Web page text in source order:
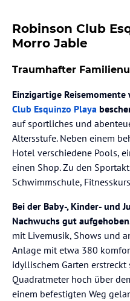
Robinson Club
Morro Jable
Traumhafter
Einzigartige
Club Esquinzo Playa
auf sportliches und
Altersstufe. Neben einem
Hotel verschiedene Pools,
einen Shop. Zu den
Schwimmschule,
Bei der Baby-, Kinder- und
Nachwuchs gut
mit Livemusik, Shows und
Anlage mit etwa 380
idyllischem Garten
Quadratmeter hoch über
einem befestigten Weg